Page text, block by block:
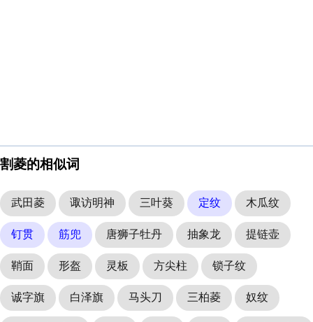
割菱的相似词
武田菱 诹访明神 三叶葵 定纹 木瓜纹
钉贯 筋兜 唐狮子牡丹 抽象龙 提链壶
鞘面 形盔 灵板 方尖柱 锁子纹
诚字旗 白泽旗 马头刀 三柏菱 奴纹